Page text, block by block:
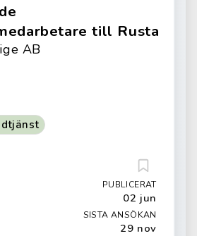
till Rusta
AB
PUBLICERAT
02 jun
SISTA ANSÖKAN
29 nov